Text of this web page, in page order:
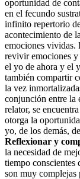
oportunidad de
en el fecundo
infinito repertorio
acontecimiento de
emociones vividas.
revivir emociones y
el yo de ahora y el
también compartir
la vez
conjunción entre la
relator, se
otorga la
yo, de los demás,
Reflexionar y
la necesidad de
tiempo conscientes
son muy complejas